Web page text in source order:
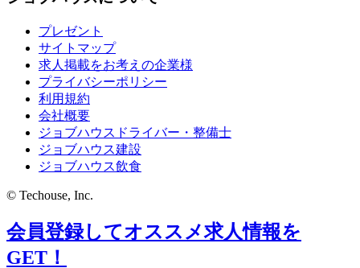
プレゼント
サイトマップ
求人掲載をお考えの企業様
プライバシーポリシー
利用規約
会社概要
ジョブハウスドライバー・整備士
ジョブハウス建設
ジョブハウス飲食
© Techouse, Inc.
会員登録してオススメ求人情報を
GET！